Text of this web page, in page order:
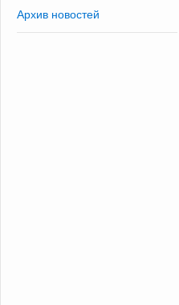
Архив новостей